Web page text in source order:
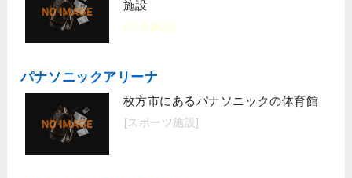
施設
[公共施設]
パナソニックアリーナ
枚方市にあるパナソニックの体育館
[スポーツ施設]